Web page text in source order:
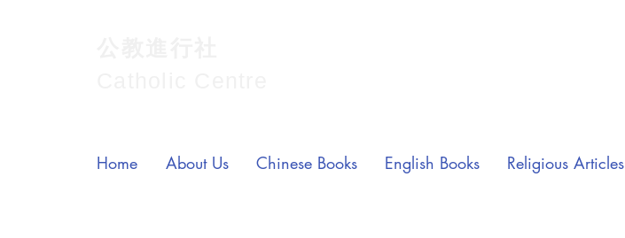
Home About Us Chinese Books English Books Religious Articles